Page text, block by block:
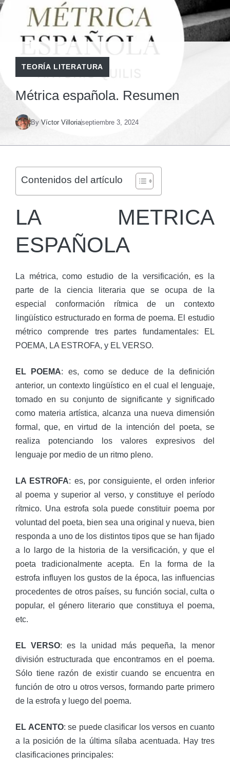
TEORÍA LITERATURA
Métrica española. Resumen
By Víctor Villoriaseptiembre 3, 2024
Contenidos del artículo
LA METRICA
ESPAÑOLA
La métrica, como estudio de la versificación, es la
parte de la ciencia literaria que se ocupa de la
especial conformación rítmica de un contexto
lingüístico estructurado en forma de poema. El estudio
métrico comprende tres partes fundamentales: EL
POEMA, LA ESTROFA, y EL VERSO.
EL POEMA: es, como se deduce de la definición
anterior, un contexto lingüístico en el cual el lenguaje,
tomado en su conjunto de significante y significado
como materia artística, alcanza una nueva dimensión
formal, que, en virtud de la intención del poeta, se
realiza potenciando los valores expresivos del
lenguaje por medio de un ritmo pleno.
LA ESTROFA: es, por consiguiente, el orden inferior
al poema y superior al verso, y constituye el período
rítmico. Una estrofa sola puede constituir poema por
voluntad del poeta, bien sea una original y nueva, bien
responda a uno de los distintos tipos que se han fijado
a lo largo de la historia de la versificación, y que el
poeta tradicionalmente acepta. En la forma de la
estrofa influyen los gustos de la época, las influencias
procedentes de otros países, su función social, culta o
popular, el género literario que constituya el poema,
etc.
EL VERSO: es la unidad más pequeña, la menor
división estructurada que encontramos en el poema.
Sólo tiene razón de existir cuando se encuentra en
función de otro u otros versos, formando parte primero
de la estrofa y luego del poema.
EL ACENTO: se puede clasificar los versos en cuanto
a la posición de la última sílaba acentuada. Hay tres
clasificaciones principales: